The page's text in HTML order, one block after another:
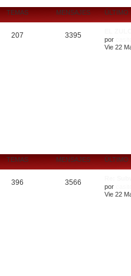
TEMAS MENSAJES ÚLTIMO
207 3395
por
Vie 22
TEMAS MENSAJES ÚLTIMO
396 3566
por
Vie 22